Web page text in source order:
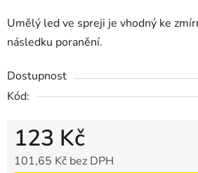
Umělý led ve spreji je vhodný ke
následku poranění.
Dostupnost
Kód:
123 Kč
101,65 Kč bez DPH